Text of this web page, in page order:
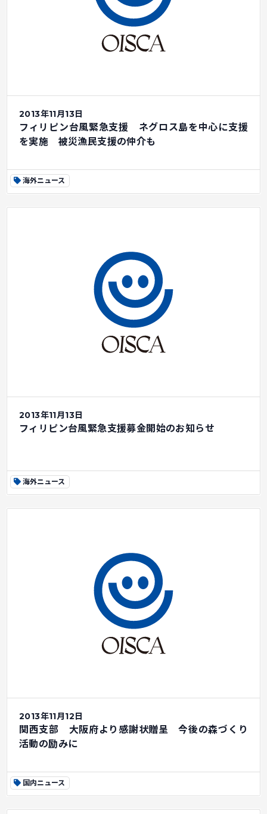
2013年11月13日
フィリピン台風緊急支援 ネグロス島を中心に支援
を実施 被災漁民支援の仲介も
海外ニュース
2013年11月13日
フィリピン台風緊急支援募金開始のお知らせ
海外ニュース
2013年11月12日
関西支部 大阪府より感謝状贈呈 今後の森づくり
活動の励みに
国内ニュース